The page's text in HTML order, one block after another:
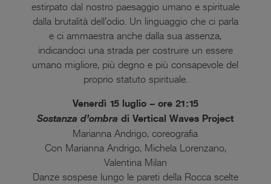
estirpato dal nostro paesaggio umano e spirituale
dalla brutalità dell’odio. Un linguaggio che ci parla
e ci ammaestra anche dalla sua assenza,
indicandoci una strada per costruire un essere
umano migliore, più degno e più consapevole del
proprio statuto spirituale.
Venerdì 15 luglio – ore 21:15
Sostanza d’ombra di Vertical Waves Project
Marianna Andrigo, coreografia
Con Marianna Andrigo, Michela Lorenzano,
Valentina Milan
Danze sospese lungo le pareti della Rocca scelte